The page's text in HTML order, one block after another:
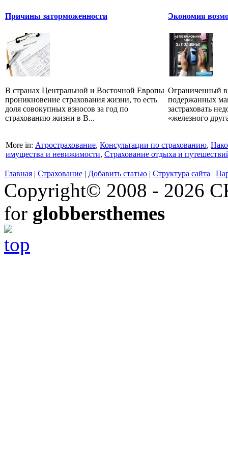
Причины заторможенности
В странах Центральной и Восточной Европы
проникновение страхования жизни, то есть
доля совокупных взносов за год по
страхованию жизни в В...
Экономия
Ограниченный
подержанных
застраховать
«железного
More in: Агрострахование, Консультации по страхованию,
имущества и невижимости, Страхование отдыха и
Главная | Страхование | Добавить статью | Структура сайта |
Copyright© 2008 - 2026
for globbersthemes